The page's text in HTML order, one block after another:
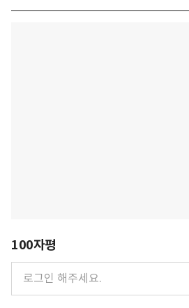
100자평